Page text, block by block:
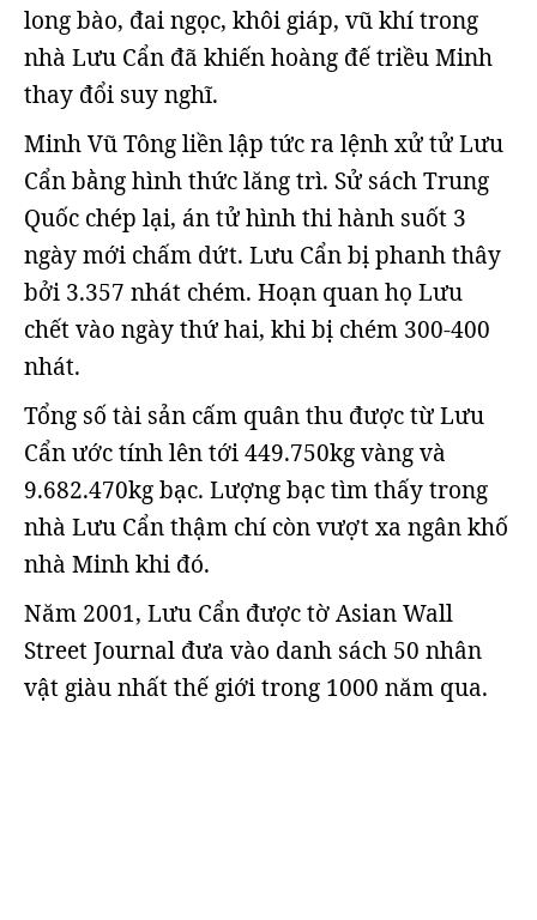
long bào, đai ngọc, khôi giáp, vũ khí trong
nhà Lưu Cẩn đã khiến hoàng đế triều Minh
thay đổi suy nghĩ.
Minh Vũ Tông liền lập tức ra lệnh xử tử Lưu
Cẩn bằng hình thức lăng trì. Sử sách Trung
Quốc chép lại, án tử hình thi hành suốt 3
ngày mới chấm dứt. Lưu Cẩn bị phanh thây
bởi 3.357 nhát chém. Hoạn quan họ Lưu
chết vào ngày thứ hai, khi bị chém 300-400
nhát.
Tổng số tài sản cấm quân thu được từ Lưu
Cẩn ước tính lên tới 449.750kg vàng và
9.682.470kg bạc. Lượng bạc tìm thấy trong
nhà Lưu Cẩn thậm chí còn vượt xa ngân khố
nhà Minh khi đó.
Năm 2001, Lưu Cẩn được tờ Asian Wall
Street Journal đưa vào danh sách 50 nhân
vật giàu nhất thế giới trong 1000 năm qua.